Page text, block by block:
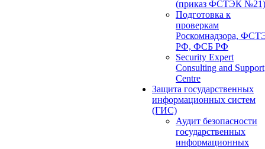
(приказ ФСТЭК №21)
Подготовка к
проверкам
Роскомнадзора,
РФ, ФСБ РФ
Security Expert
Consulting and Support
Centre
Защита государственных
информационных систем
(ГИС)
Аудит безопасности
государственных
информационных